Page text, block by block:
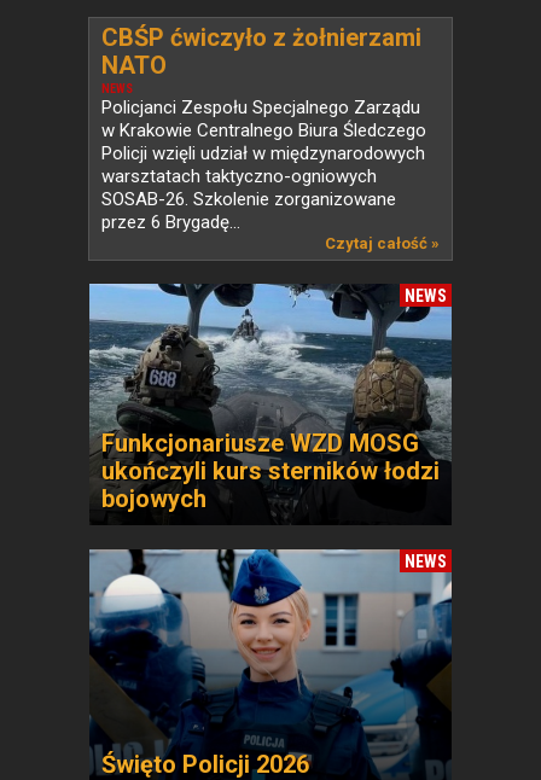
NEWS
CBŚP ćwiczyło z żołnierzami
NATO
Policjanci Zespołu Specjalnego Zarządu
w Krakowie Centralnego Biura Śledczego
Policji wzięli udział w międzynarodowych
warsztatach taktyczno-ogniowych
SOSAB-26. Szkolenie zorganizowane
przez 6 Brygadę...
Czytaj całość »
NEWS
Funkcjonariusze WZD MOSG
ukończyli kurs sterników łodzi
bojowych
NEWS
Święto Policji 2026